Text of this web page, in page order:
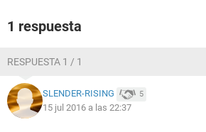
1 respuesta
RESPUESTA 1 / 1
SLENDER-RISING 5
15 jul 2016 a las 22:37